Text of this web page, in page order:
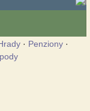
· Penziony ·